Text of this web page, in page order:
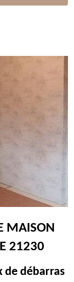
MAISON
21230
de débarras